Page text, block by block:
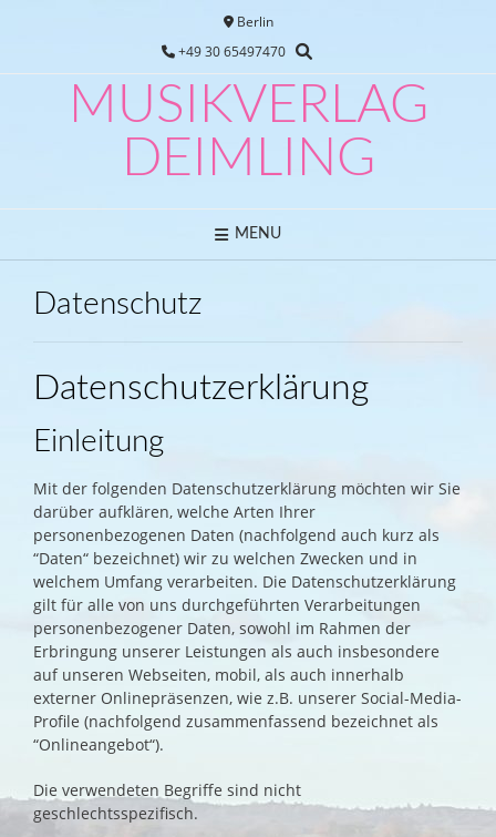
Berlin
+49 30 65497470
MUSIKVERLAG
DEIMLING
MENU
Datenschutz
Datenschutzerklärung
Einleitung
Mit der folgenden Datenschutzerklärung möchten wir Sie
darüber aufklären, welche Arten Ihrer
personenbezogenen Daten (nachfolgend auch kurz als
“Daten“ bezeichnet) wir zu welchen Zwecken und in
welchem Umfang verarbeiten. Die Datenschutzerklärung
gilt für alle von uns durchgeführten Verarbeitungen
personenbezogener Daten, sowohl im Rahmen der
Erbringung unserer Leistungen als auch insbesondere
auf unseren Webseiten, mobil, als auch innerhalb
externer Onlinepräsenzen, wie z.B. unserer Social-Media-
Profile (nachfolgend zusammenfassend bezeichnet als
“Onlineangebot“).
Die verwendeten Begriffe sind nicht
geschlechtsspezifisch.